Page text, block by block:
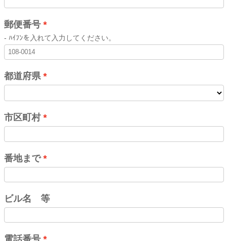
郵便番号
- ﾊｲﾌﾝを入れて入力してください。
都道府県
市区町村
番地まで
ビル名 等